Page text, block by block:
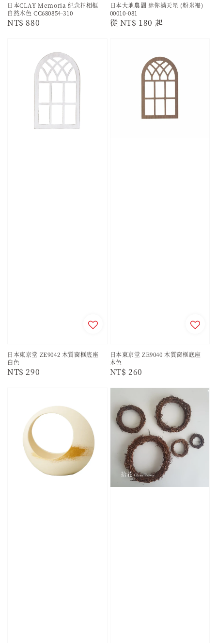
日本CLAY Memoria 紀念花相框
自然木色 CC680854-310
Regular
NT$ 880
日本大地農園 迷你滿天星 (粉米褐)
00010-081
Regular
從 NT$ 180 起
日本東京堂 ZE9042 木質窗框底座
白色
Regular
NT$ 290
日本東京堂 ZE9040 木質窗框底座
木色
Regular
NT$ 260